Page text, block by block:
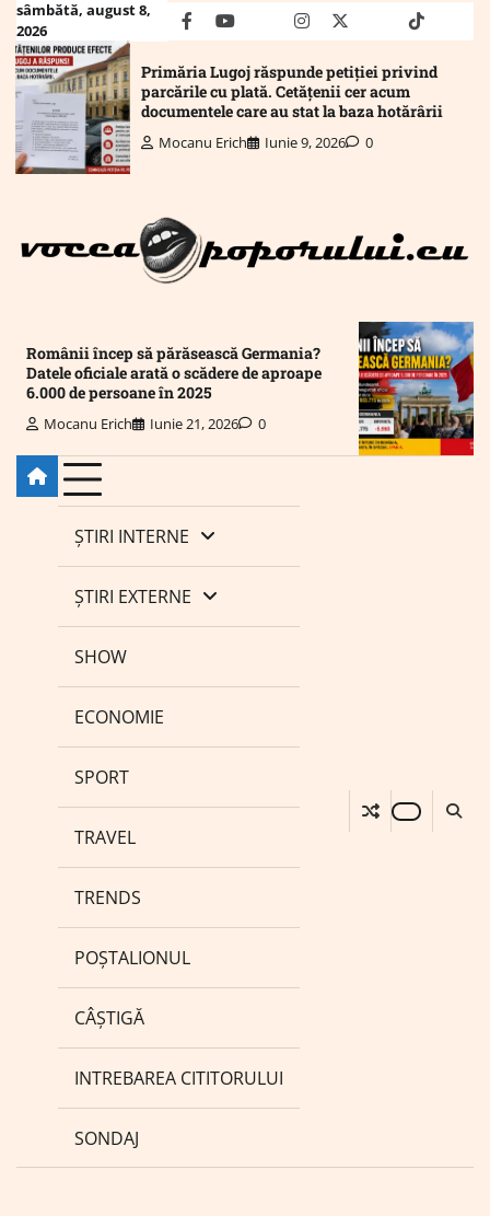
Skip
content
sâmbătă, august 8,
2026
facebookyoutubeMailinstagram
twitter truthtiktok
Primăria Lugoj răspunde petiției privind
parcările cu plată. Cetățenii cer acum
documentele care au stat la baza hotărârii
Mocanu Erich Iunie 9, 2026 0
Românii încep să părăsească Germania?
Datele oficiale arată o scădere de aproape
6.000 de persoane în 2025
Mocanu Erich Iunie 21, 2026 0
ȘTIRI INTERNE
ȘTIRI EXTERNE
SHOW
ECONOMIE
SPORT
TRAVEL
TRENDS
POȘTALIONUL
CÂȘTIGĂ
INTREBAREA CITITORULUI
SONDAJ